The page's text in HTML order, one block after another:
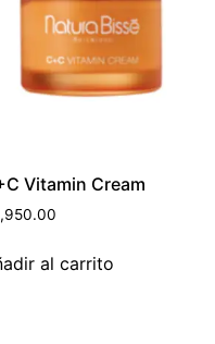
Vitamin Cream
al carrito